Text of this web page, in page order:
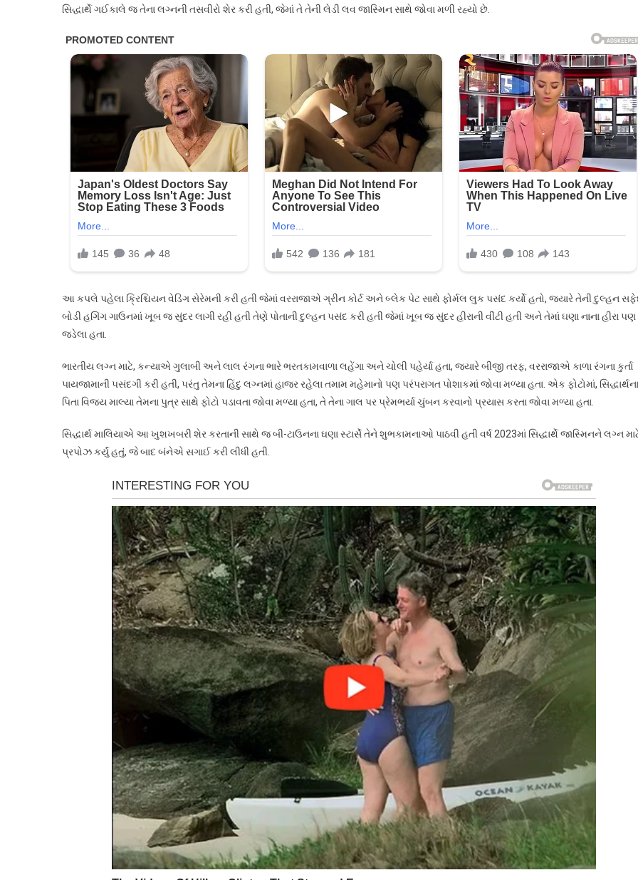
સિદ્ધાર્થે ગઈકાલે જ તેના લગ્નની તસવીરો શેર કરી હતી, જેમાં તે તેની લેડી લવ જાસ્મિન સાથે જોવા મળી રહ્યો છે.
આ કપલે પહેલા ક્રિશ્ચિયન વેડિંગ સેરેમની કરી હતી જેમાં વરરાજાએ ગ્રીન કોર્ટ અને બ્લેક પેટ સાથે ફોર્મલ લુક પસંદ કર્યો હતો, જ્યારે તેની દુલ્હન
બોડી હગિંગ ગાઉનમાં ખૂબ જ સુંદર લાગી રહી હતી તેણે પોતાની દુલ્હન પસંદ કરી હતી જેમાં ખૂબ જ સુંદર હીરાની વીંટી હતી અને તેમાં ઘણા નાના હીરા પણ
જડેલા હતા.
ભારતીય લગ્ન માટે, કન્યાએ ગુલાબી અને લાલ રંગના ભારે ભરતકામવાળા લહેંગા અને ચોલી પહેર્યા હતા, જ્યારે બીજી તરફ, વરરાજાએ કાળા રંગના કુર્તા
પાયજામાની પસંદગી કરી હતી, પરંતુ તેમના હિંદુ લગ્નમાં હાજર રહેલા તમામ મહેમાનો પણ પરંપરાગત પોશાકમાં જોવા મળ્યા હતા. એક ફોટોમાં, સિદ્ધાર્થના
પિતા વિજય માલ્યા તેમના પુત્ર સાથે ફોટો પડાવતા જોવા મળ્યા હતા, તે તેના ગાલ પર પ્રેમભર્યા ચુંબન કરવાનો પ્રયાસ કરતા જોવા મળ્યા હતા.
સિદ્ધાર્થ માલિયાએ આ ખુશખબરી શેર કરતાની સાથે જ બી-ટાઉનના ઘણા સ્ટાર્સે તેને શુભકામનાઓ પાઠવી હતી વર્ષ 2023માં સિદ્ધાર્થે જાસ્મિનને લગ્ન
પ્રપોઝ કર્યું હતું, જે બાદ બંનેએ સગાઈ કરી લીધી હતી.